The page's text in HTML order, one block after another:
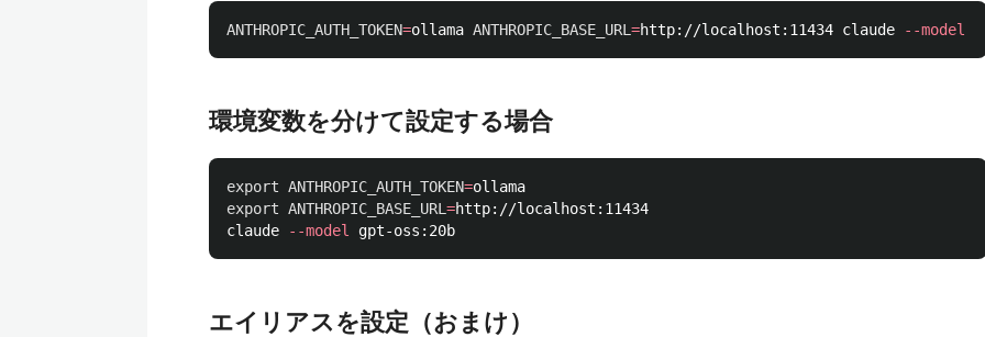
ANTHROPIC_AUTH_TOKEN=ollama ANTHROPIC_BASE_URL =http://localhost:11434 claude --model
環境変数を分けて設定する場合
export ANTHROPIC_AUTH_TOKEN=
export ANTHROPIC_BASE_URL =http://localhost:11434
claude
--model
エイリアスを設定（おまけ）